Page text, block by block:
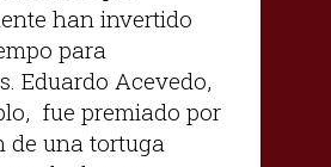
han invertido
para
Eduardo Acevedo,
fue premiado por
de una tortuga